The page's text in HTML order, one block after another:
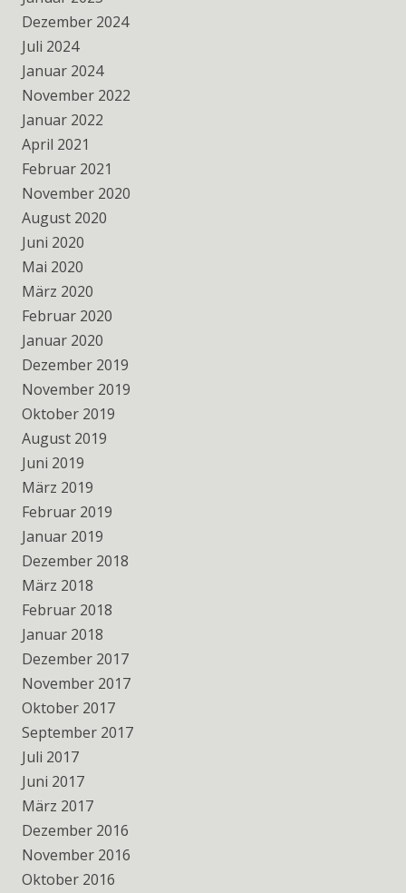
Dezember 2024
Juli 2024
Januar 2024
November 2022
Januar 2022
April 2021
Februar 2021
November 2020
August 2020
Juni 2020
Mai 2020
März 2020
Februar 2020
Januar 2020
Dezember 2019
November 2019
Oktober 2019
August 2019
Juni 2019
März 2019
Februar 2019
Januar 2019
Dezember 2018
März 2018
Februar 2018
Januar 2018
Dezember 2017
November 2017
Oktober 2017
September 2017
Juli 2017
Juni 2017
März 2017
Dezember 2016
November 2016
Oktober 2016